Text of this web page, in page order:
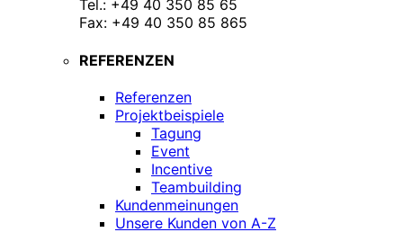
Tel.: +49 40 350 85 65
Fax: +49 40 350 85 865
REFERENZEN
Referenzen
Projektbeispiele
Tagung
Event
Incentive
Teambuilding
Kundenmeinungen
Unsere Kunden von A-Z